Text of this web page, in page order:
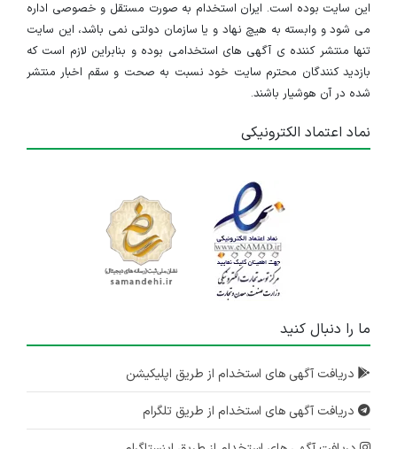
این سایت بوده است. ایران استخدام به صورت مستقل و خصوصی اداره
می شود و وابسته به هیچ نهاد و یا سازمان دولتی نمی باشد، این سایت
تنها منتشر کننده ی آگهی های استخدامی بوده و بنابراین لازم است که
بازدید کنندگان محترم سایت خود نسبت به صحت و سقم اخبار منتشر
شده در آن هوشیار باشند.
نماد اعتماد الکترونیکی
ما را دنبال کنید
دریافت آگهی های استخدام از طریق اپلیکیشن
دریافت آگهی های استخدام از طریق تلگرام